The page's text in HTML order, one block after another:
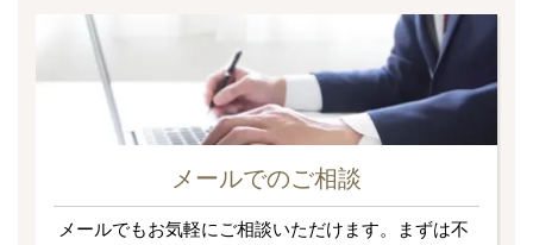
メールでのご相談
メールでもお気軽にご相談いただけます。まずは不